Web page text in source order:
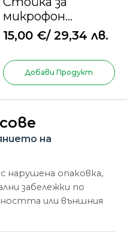
микрофон
Pronomic MS-116
15,00 €/ 29,34 лв.
Добави Продукт
на
нарушена опаковка,
забележки по
или външния